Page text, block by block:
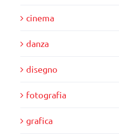
cinema
danza
disegno
fotografia
grafica